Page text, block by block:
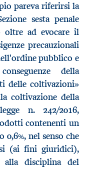
pareva riferirsi la
sesta penale
oltre ad evocare il
precauzionali
pubblico e
della
delle coltivazioni»
coltivazione della
n. 242/2016,
contenenti un
nel senso che
(ai fini giuridici),
alla disciplina del